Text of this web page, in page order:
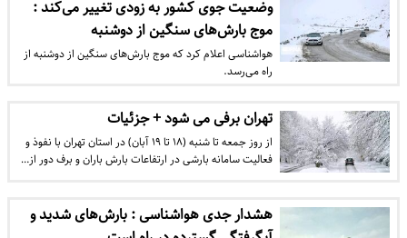
وضعیت جوی کشور به زودی تغییر می‌کند :
موج بارش‌های سنگین از دوشنبه
هواشناسی اعلام کرد که موج بارش‌های سنگین از دوشنبه از
راه می‌رسد.
تهران برفی می شود + جزئیات
از روز جمعه تا شنبه (۱۸ تا ۱۹ آبان) در استان تهران با نفوذ و
فعالیت سامانه بارشی در ارتفاعات بارش باران و برف دور از…
هشدار جدی هواشناسی : بارش‌های شدید و